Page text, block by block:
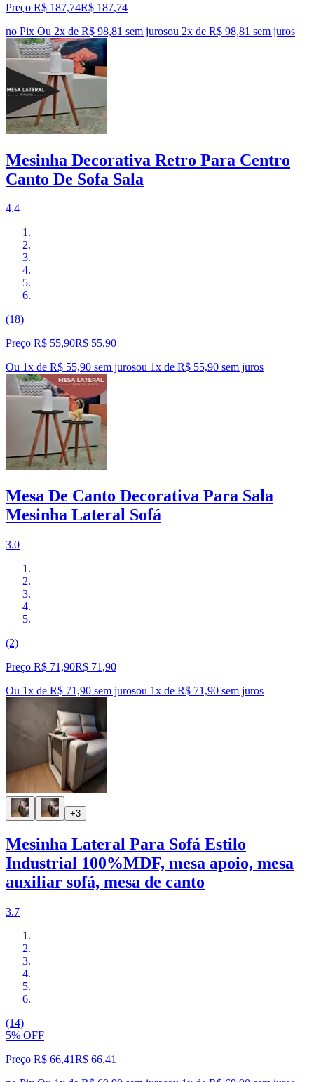
Preço R$ 187,74R$ 187,74
no Pix Ou 2x de R$ 98,81 sem jurosou 2x de R$ 98,81 sem juros
Mesinha Decorativa Retro Para Centro
Canto De Sofa Sala
4.4
(18)
Preço R$ 55,90R$ 55,90
Ou 1x de R$ 55,90 sem jurosou 1x de R$ 55,90 sem juros
Mesa De Canto Decorativa Para Sala
Mesinha Lateral Sofá
3.0
(2)
Preço R$ 71,90R$ 71 ,90
Ou 1x de R$ 71,90 sem jurosou 1x de R$ 71,90 sem juros
+3
Mesinha Lateral Para Sofá Estilo
Industrial 100%MDF, mesa apoio, mesa
auxiliar sofá, mesa de canto
3.7
(14)
5% OFF
Preço R$ 66,41R$ 66,41